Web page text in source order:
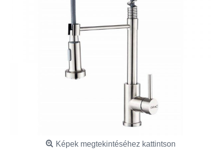
Képek megtekintéséhez kattintson